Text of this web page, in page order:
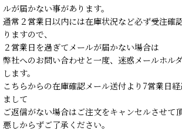
ルが届かない事があります。
通常２営業日以内には在庫状況など必ず受注確
りますので、
２営業日を過ぎてメールが届かない場合は
弊社へのお問い合わせと一度、迷惑メールホル
します。
こちらからの在庫確認メール送付より7営業日
まして
ご返信がない場合はご注文をキャンセルさせて頂
悪しからずご了承ください。